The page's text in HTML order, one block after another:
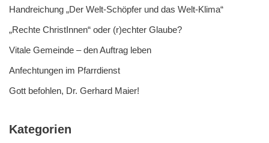
Handreichung „Der Welt-Schöpfer und das Welt-Klima“
„Rechte ChristInnen“ oder (r)echter Glaube?
Vitale Gemeinde – den Auftrag leben
Anfechtungen im Pfarrdienst
Gott befohlen, Dr. Gerhard Maier!
Kategorien